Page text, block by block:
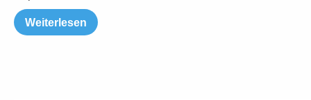
Weiterlesen